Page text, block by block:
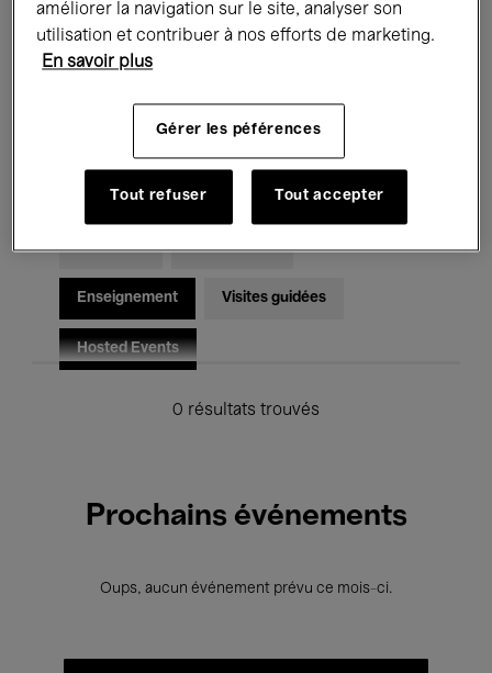
Expositions Films Performances
Rencontres & Débats
Musique classique Global Music
Musique électronique
Pour tous Kids’ Palace
Enseignement Visites guidées
Hosted Events
0 résultats trouvés
Prochains événements
Oups, aucun événement prévu ce mois-ci.
améliorer la navigation sur le site, analyser son
utilisation et contribuer à nos efforts de marketing.
En savoir plus
Gérer les péférences
Tout refuser Tout accepter